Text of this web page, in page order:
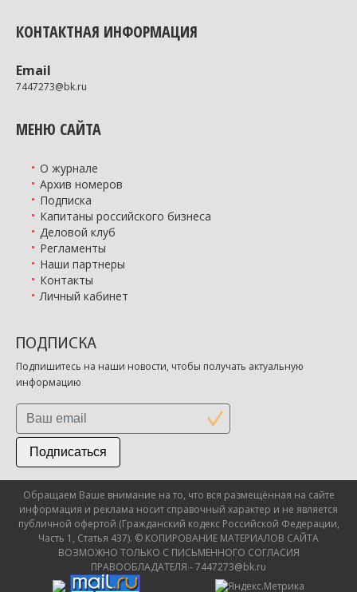
КОНТАКТНАЯ ИНФОРМАЦИЯ
Email
7447273@bk.ru
МЕНЮ САЙТА
О журнале
Архив номеров
Подписка
Капитаны российского бизнеса
Деловой клуб
Регламенты
Наши партнеры
Контакты
Личный кабинет
ПОДПИСКА
Подпишитесь на наши новости, чтобы получать актуальную
информацию
Подписаться
Обращаем Ваше внимание на то, что вся размещённая на сайте
информация и реклама носит справочный характер и не является
публичной офертой (Гражданский кодекс Российской Федерации,
Часть 1, Статья 437). © КОПИРОВАНИЕ МАТЕРИАЛОВ САЙТА
ВОЗМОЖНО ТОЛЬКО С ПИСЬМЕННОГО СОГЛАСИЯ
ПРАВООБЛАДАТЕЛЯ - 7447273@bk.ru